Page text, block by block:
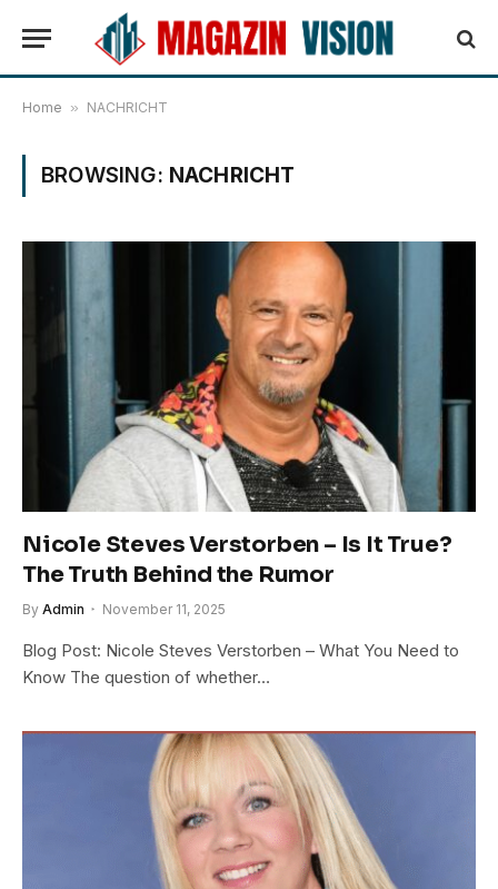
Home » NACHRICHT
BROWSING: NACHRICHT
Nicole Steves Verstorben – Is It True?
The Truth Behind the Rumor
By Admin November 11, 2025
Blog Post: Nicole Steves Verstorben – What You Need to
Know The question of whether…